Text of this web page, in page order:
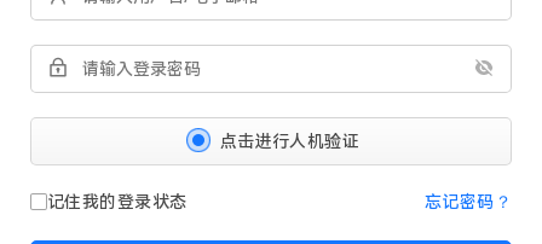
点击进行人机验证
记住我的登录状态 忘记密码？